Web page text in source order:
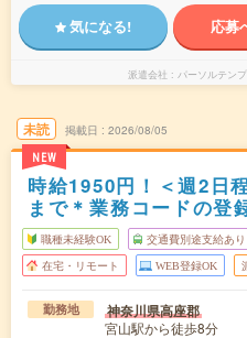
気になる! 応募
派遣会社 パーソルテン
未読
NEW
掲載日 2026/08/05
時給1950円！＜週2日
まで＊業務コードの登
職種未経験OK 交通費別途支給あり
在宅・リモート WEB登録OK
勤務地 神奈川県高座郡
宮山駅から徒歩8分